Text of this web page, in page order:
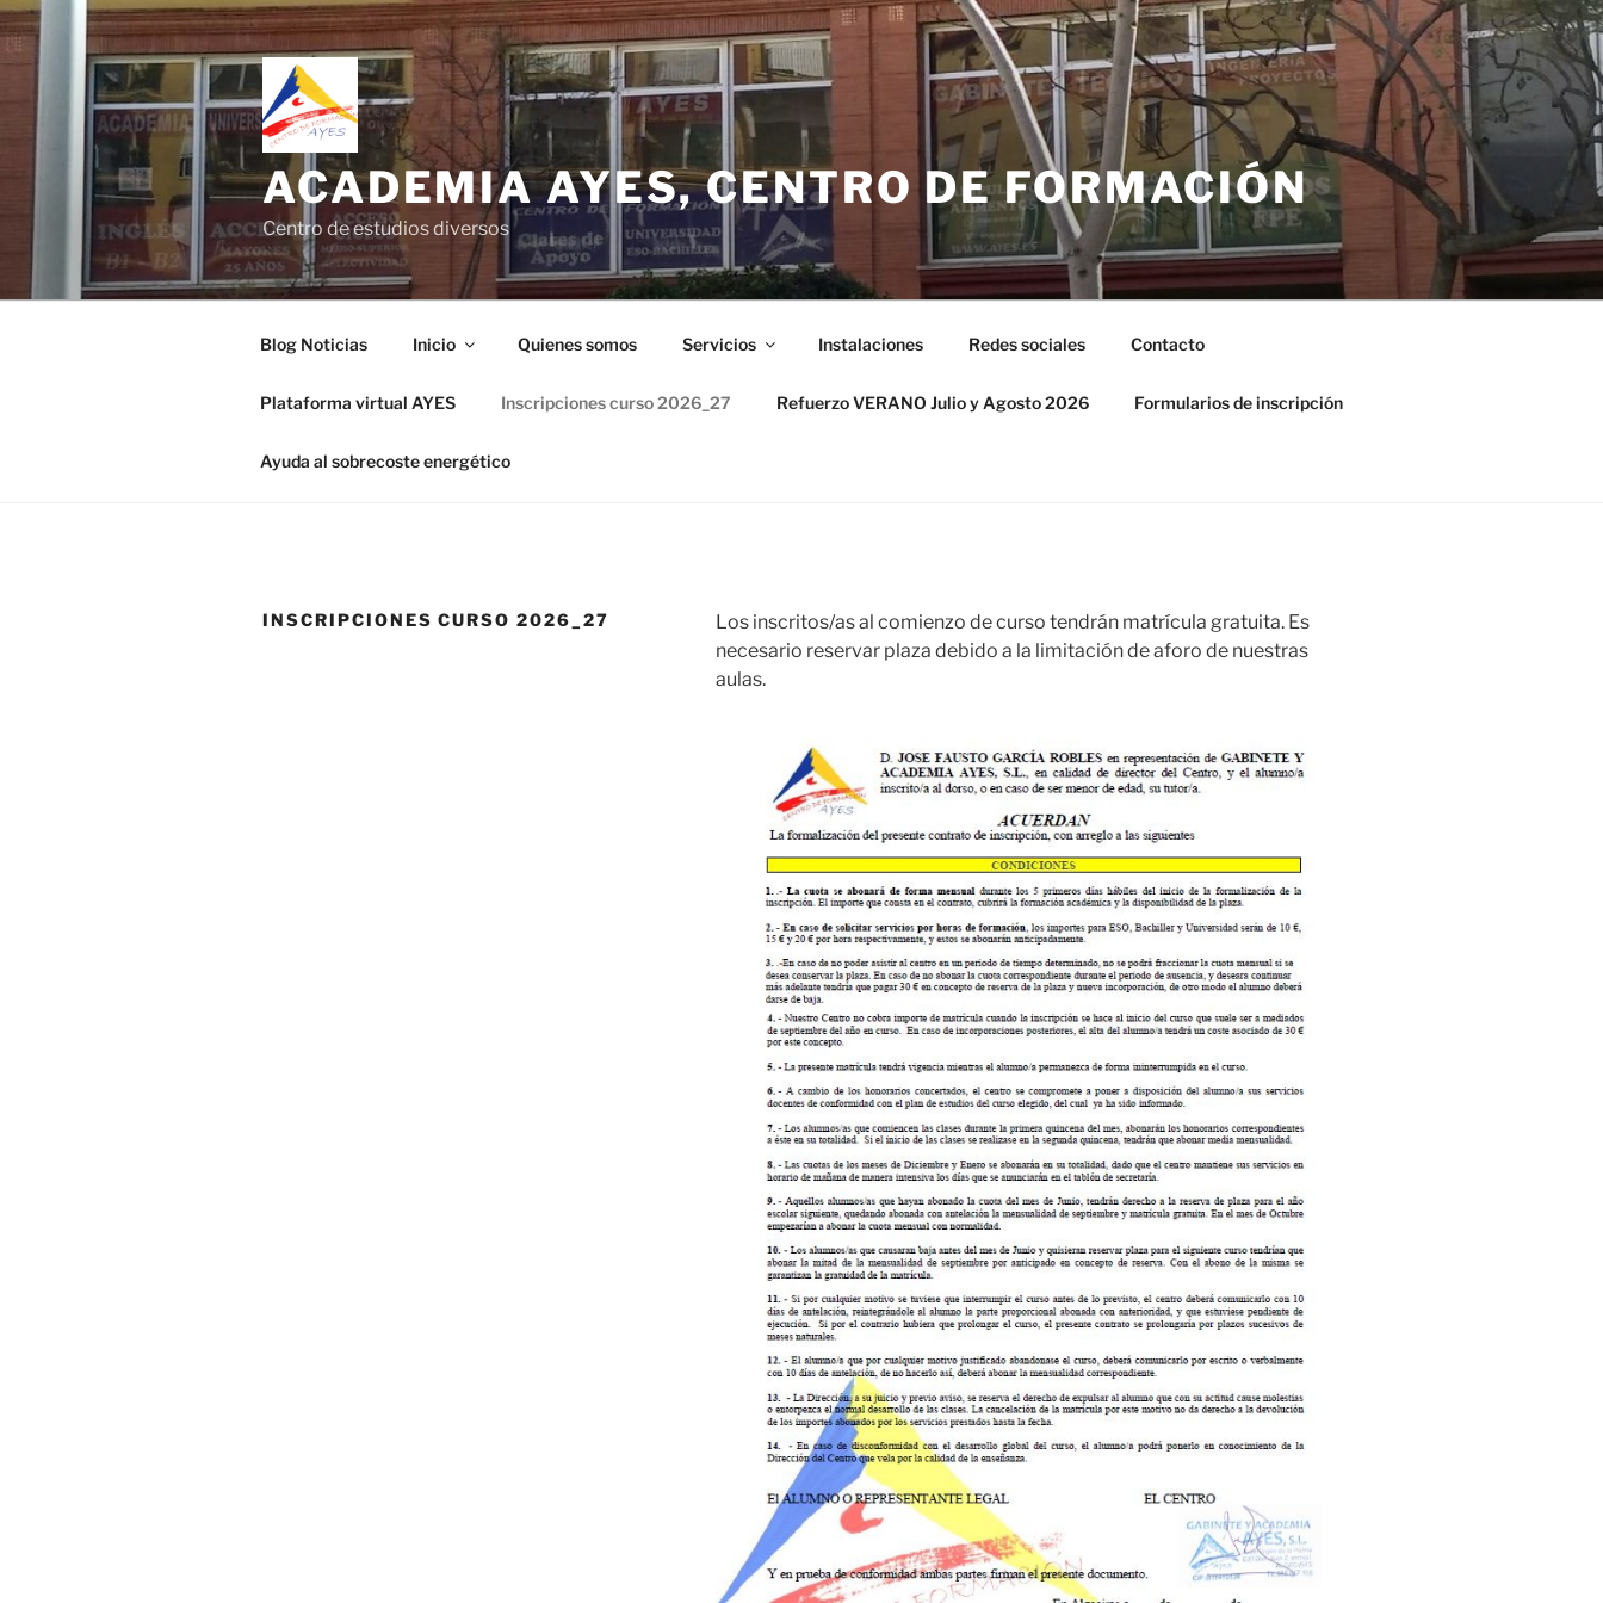
Saltar
al
contenido
ACADEMIA AYES, CENTRO DE FORMACIÓN
Centro de estudios diversos
Blog Noticias Inicio Quienes somos Servicios Instalaciones Redes sociales Contacto
Plataforma virtual AYES Inscripciones curso 2026_27 Refuerzo VERANO Julio y Agosto 2026 Formularios de inscripción
Ayuda al sobrecoste energético
INSCRIPCIONES CURSO 2026_27
Los inscritos/as al comienzo de curso tendrán matrícula gratuita. Es
necesario reservar plaza debido a la limitación de aforo de nuestras
aulas.